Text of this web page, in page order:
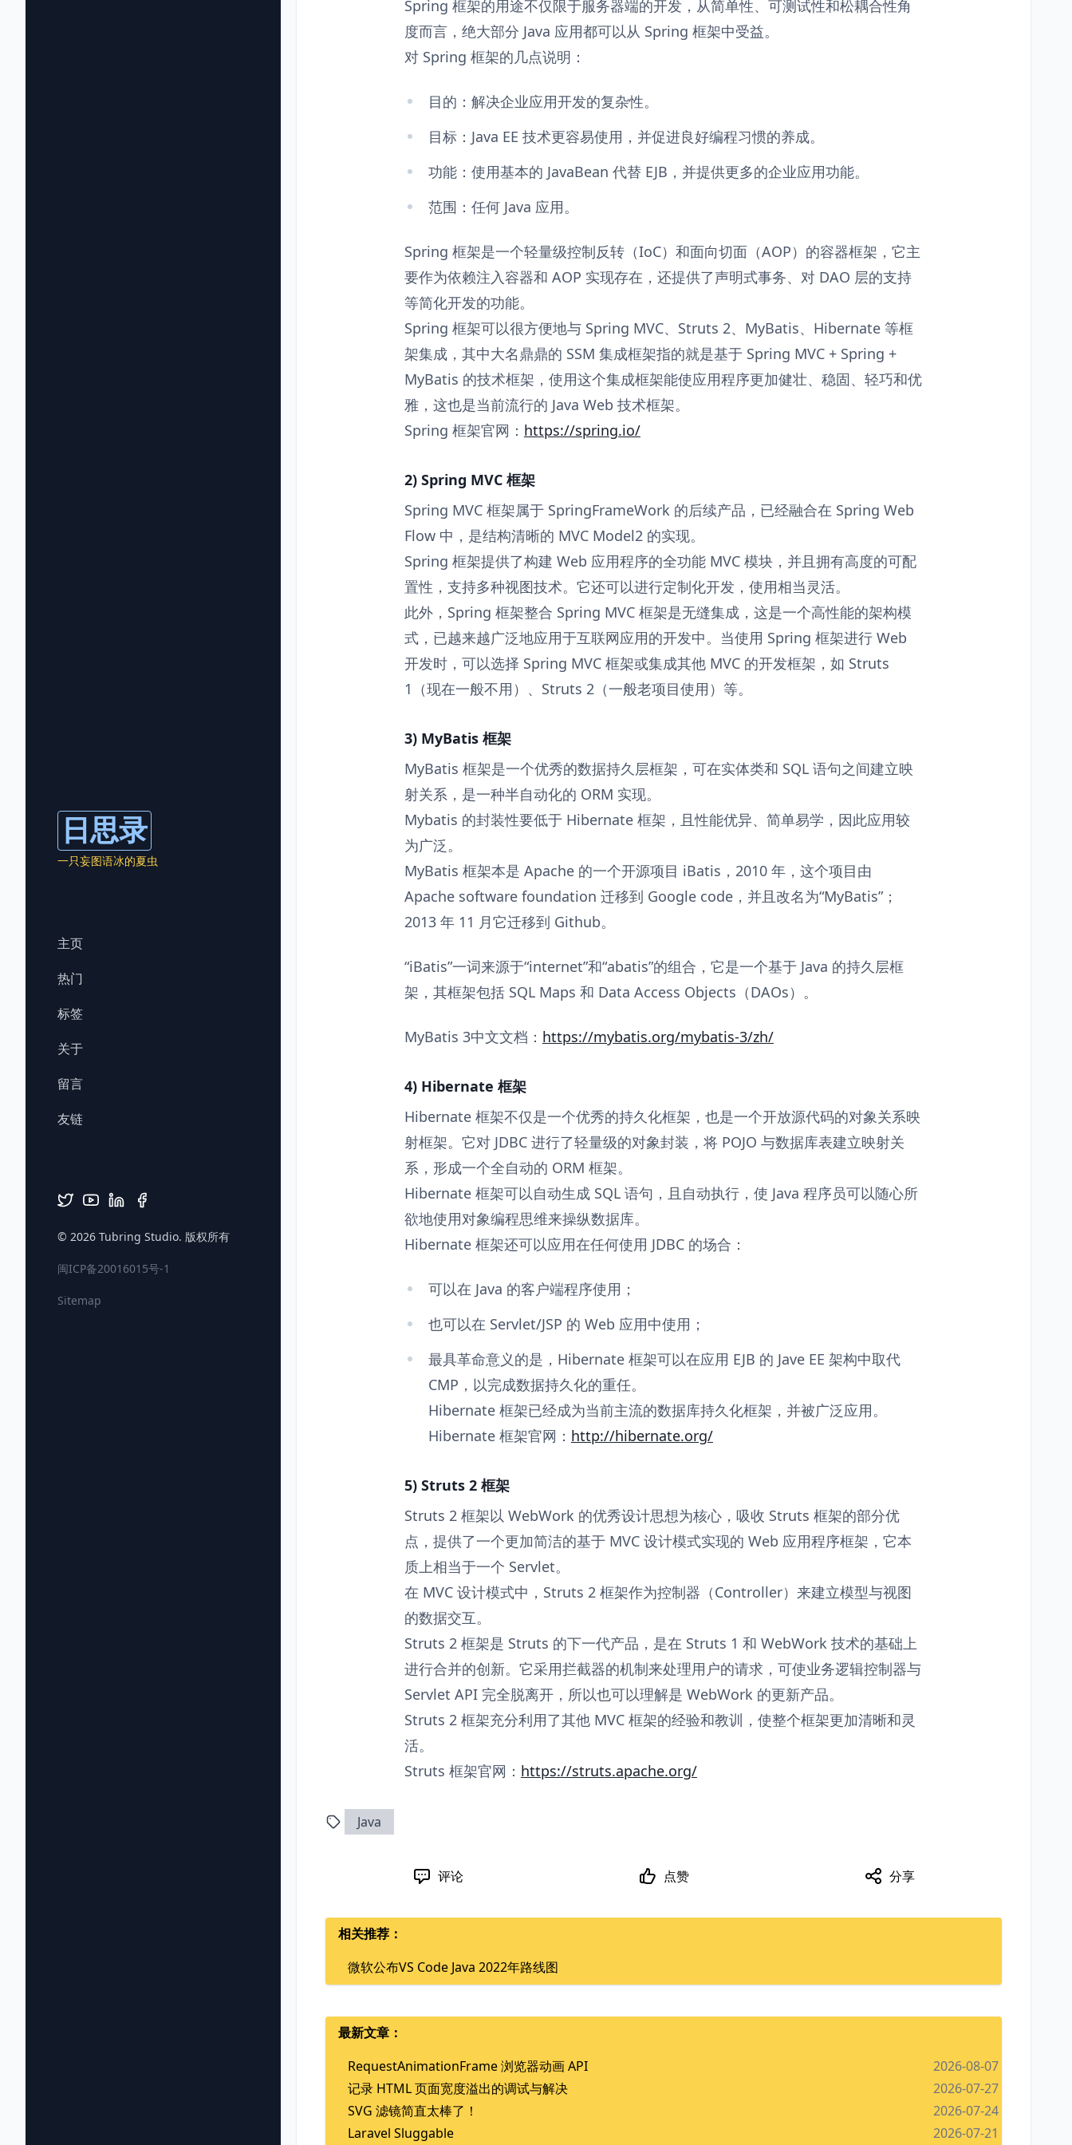
日思录
一只妄图语冰的夏虫
主页
热门
标签
关于
留言
友链
© 2026 Tubring Studio. 版权所有
闽ICP备20016015号-1
Sitemap
Spring 框架的用途不仅限于服务器端的开发，从简单性、可测试性和松耦合性角
度而言，绝大部分 Java 应用都可以从 Spring 框架中受益。
对 Spring 框架的几点说明：
目的：解决企业应用开发的复杂性。
目标：Java EE 技术更容易使用，并促进良好编程习惯的养成。
功能：使用基本的 JavaBean 代替 EJB，并提供更多的企业应用功能。
范围：任何 Java 应用。
Spring 框架是一个轻量级控制反转（IoC）和面向切面（AOP）的容器框架，它主
要作为依赖注入容器和 AOP 实现存在，还提供了声明式事务、对 DAO 层的支持
等简化开发的功能。
Spring 框架可以很方便地与 Spring MVC、Struts 2、MyBatis、Hibernate 等框
架集成，其中大名鼎鼎的 SSM 集成框架指的就是基于 Spring MVC + Spring +
MyBatis 的技术框架，使用这个集成框架能使应用程序更加健壮、稳固、轻巧和优
雅，这也是当前流行的 Java Web 技术框架。
Spring 框架官网： https://spring.io/
2) Spring MVC 框架
Spring MVC 框架属于 SpringFrameWork 的后续产品，已经融合在 Spring Web
Flow 中，是结构清晰的 MVC Model2 的实现。
Spring 框架提供了构建 Web 应用程序的全功能 MVC 模块，并且拥有高度的可配
置性，支持多种视图技术。它还可以进行定制化开发，使用相当灵活。
此外，Spring 框架整合 Spring MVC 框架是无缝集成，这是一个高性能的架构模
式，已越来越广泛地应用于互联网应用的开发中。当使用 Spring 框架进行 Web
开发时，可以选择 Spring MVC 框架或集成其他 MVC 的开发框架，如 Struts
1（现在一般不用）、Struts 2（一般老项目使用）等。
3) MyBatis 框架
MyBatis 框架是一个优秀的数据持久层框架，可在实体类和 SQL 语句之间建立映
射关系，是一种半自动化的 ORM 实现。
Mybatis 的封装性要低于 Hibernate 框架，且性能优异、简单易学，因此应用较
为广泛。
MyBatis 框架本是 Apache 的一个开源项目 iBatis，2010 年，这个项目由
Apache software foundation 迁移到 Google code，并且改名为“MyBatis”；
2013 年 11 月它迁移到 Github。
“iBatis”一词来源于“internet”和“abatis”的组合，它是一个基于 Java 的持久层框
架，其框架包括 SQL Maps 和 Data Access Objects（DAOs）。
MyBatis 3中文文档： https://mybatis.org/mybatis-3/zh/
4) Hibernate 框架
Hibernate 框架不仅是一个优秀的持久化框架，也是一个开放源代码的对象关系映
射框架。它对 JDBC 进行了轻量级的对象封装，将 POJO 与数据库表建立映射关
系，形成一个全自动的 ORM 框架。
Hibernate 框架可以自动生成 SQL 语句，且自动执行，使 Java 程序员可以随心所
欲地使用对象编程思维来操纵数据库。
Hibernate 框架还可以应用在任何使用 JDBC 的场合：
可以在 Java 的客户端程序使用；
也可以在 Servlet/JSP 的 Web 应用中使用；
最具革命意义的是，Hibernate 框架可以在应用 EJB 的 Jave EE 架构中取代
CMP，以完成数据持久化的重任。
Hibernate 框架已经成为当前主流的数据库持久化框架，并被广泛应用。
Hibernate 框架官网： http://hibernate.org/
5) Struts 2 框架
Struts 2 框架以 WebWork 的优秀设计思想为核心，吸收 Struts 框架的部分优
点，提供了一个更加简洁的基于 MVC 设计模式实现的 Web 应用程序框架，它本
质上相当于一个 Servlet。
在 MVC 设计模式中，Struts 2 框架作为控制器（Controller）来建立模型与视图
的数据交互。
Struts 2 框架是 Struts 的下一代产品，是在 Struts 1 和 WebWork 技术的基础上
进行合并的创新。它采用拦截器的机制来处理用户的请求，可使业务逻辑控制器与
Servlet API 完全脱离开，所以也可以理解是 WebWork 的更新产品。
Struts 2 框架充分利用了其他 MVC 框架的经验和教训，使整个框架更加清晰和灵
活。
Struts 框架官网： https://struts.apache.org/
Java
评论 点赞 分享
相关推荐：
微软公布VS Code Java 2022年路线图
最新文章：
RequestAnimationFrame 浏览器动画 API
2026-08-07
记录 HTML 页面宽度溢出的调试与解决
2026-07-27
SVG 滤镜简直太棒了！
2026-07-24
Laravel Sluggable
2026-07-21